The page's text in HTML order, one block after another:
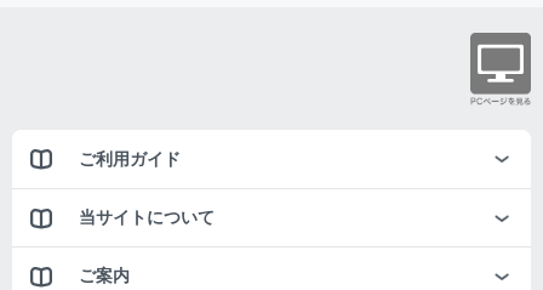
ご利用ガイド
当サイトについて
ご案内